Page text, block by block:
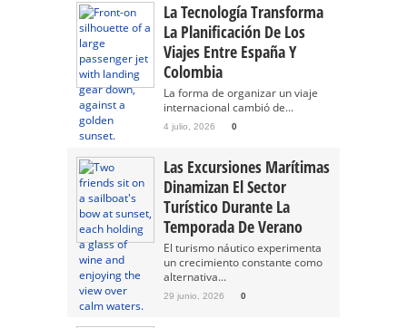
La Tecnología Transforma
La Planificación De Los
Viajes Entre España Y
Colombia
La forma de organizar un viaje
internacional cambió de...
4 julio, 2026 0
Las Excursiones Marítimas
Dinamizan El Sector
Turístico Durante La
Temporada De Verano
El turismo náutico experimenta
un crecimiento constante como
alternativa...
29 junio, 2026 0